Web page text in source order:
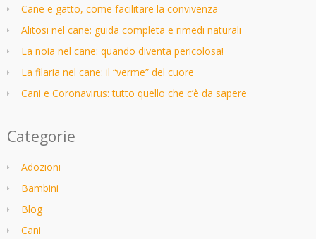
Cane e gatto, come facilitare la convivenza
Alitosi nel cane: guida completa e rimedi naturali
La noia nel cane: quando diventa pericolosa!
La filaria nel cane: il “verme” del cuore
Cani e Coronavirus: tutto quello che c’è da sapere
Categorie
Adozioni
Bambini
Blog
Cani